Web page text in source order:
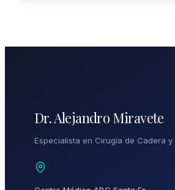
Dr. Alejandro Miravete
Especialista en Cirugía de Cadera y